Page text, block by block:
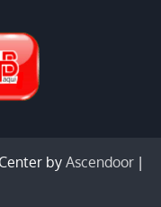
by Ascendoor |